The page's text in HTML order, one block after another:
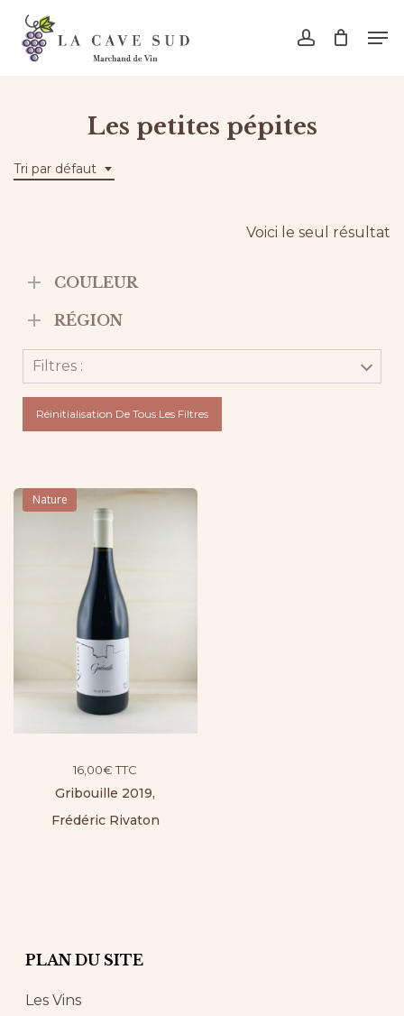
Skip
main
account
Les petites pépites
Tri par défaut
Voici le seul résultat
COULEUR
RÉGION
Filtres :
Réinitialisation De Tous Les Filtres
Nature
16,00€ TTC
Gribouille 2019,
Frédéric Rivaton
PLAN DU SITE
Les Vins